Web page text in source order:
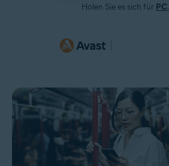
Holen Sie es sich für PC,